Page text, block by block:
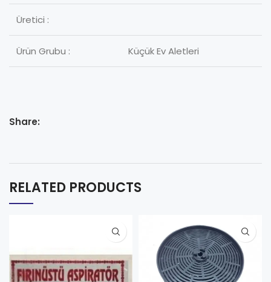
Üretici :
Ürün Grubu : Küçük Ev Aletleri
Share:
RELATED PRODUCTS